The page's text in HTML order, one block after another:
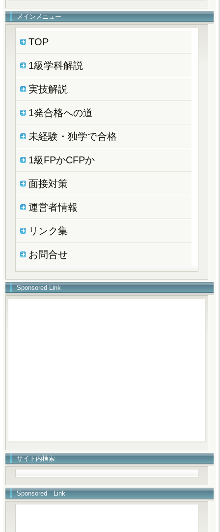
メインメニュー
TOP
1級学科解説
実技解説
1発合格への道
未経験・独学で合格
1級FPかCFPか
面接対策
運営者情報
リンク集
お問合せ
Sponsored Link
サイト内検索
Sponsored Link